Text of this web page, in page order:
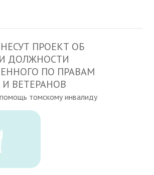
ПРОЕКТ ОБ
ДОЛЖНОСТИ
ПО ПРАВАМ
ВЕТЕРАНОВ
томскому инвалиду